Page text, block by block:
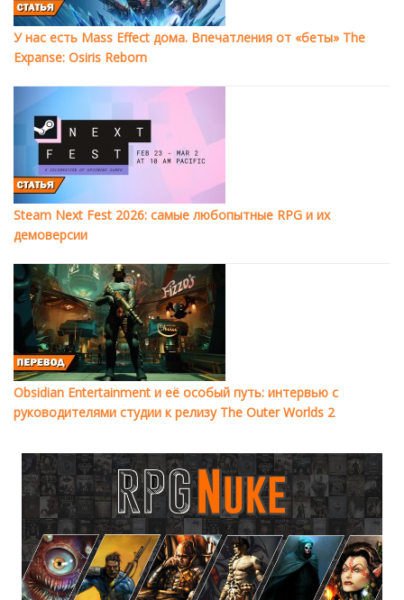
У нас есть Mass Effect дома. Впечатления от «беты» The
Expanse: Osiris Reborn
Steam Next Fest 2026: самые любопытные RPG и их
демоверсии
Obsidian Entertainment и её особый путь: интервью с
руководителями студии к релизу The Outer Worlds 2